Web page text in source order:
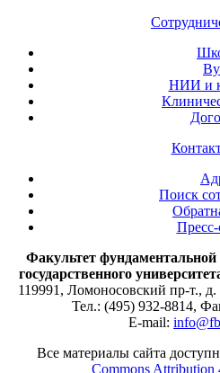
НИИ и
Поиск
Факультет
государственного
119991, Ломоносовский пр-т., д.
Тел.: (495) 932-8814,
E-mail:
Все материалы сайта
Commons Attribution